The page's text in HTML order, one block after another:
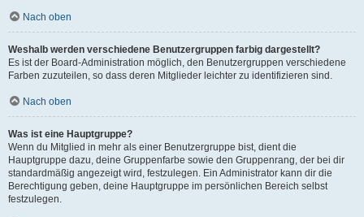
Nach oben
Weshalb werden verschiedene Benutzergruppen farbig dargestellt?
Es ist der Board-Administration möglich, den Benutzergruppen verschiedene
Farben zuzuteilen, so dass deren Mitglieder leichter zu identifizieren sind.
Nach oben
Was ist eine Hauptgruppe?
Wenn du Mitglied in mehr als einer Benutzergruppe bist, dient die
Hauptgruppe dazu, deine Gruppenfarbe sowie den Gruppenrang, der bei dir
standardmäßig angezeigt wird, festzulegen. Ein Administrator kann dir die
Berechtigung geben, deine Hauptgruppe im persönlichen Bereich selbst
festzulegen.